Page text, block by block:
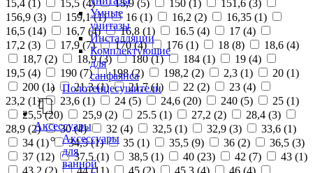
Умные
унитазы
Инсталляции
Комплектующие
для
санфаянса
Полотенцесушители
Аксессуары
Аксессуары
для
ванной
15,4 (1 ) 15,5 (4) 15,9 (5) 150 (1 ) 151,6 (3)
156,9 (3) 159,1 (1) 16 (1) 16,2 (2) 16,35 (1)
16,5 (14) 16,7 (4) 16,8 (1) 16.5 (4) 17 (4)
17,2 (3) 17,9 (7) 170 (4) 176 (1) 18 (8) 18,6 (4)
18,7 (2) 18,9 (3) 180 (1) 184 (1) 19 (4)
19,5 (4) 190 (7) 198 (2) 198,2 (2) 2,3 (1) 20 (1)
200 (1) 21,3 (1) 21,7 (1) 22 (2) 23 (4)
23,2 (1) 23,6 (1) 24 (5) 24,6 (20) 240 (5) 25 (1)
25,5 (20) 25,9 (2) 25.5 (1) 27,2 (2) 28,4 (3)
28,9 (2) 30 (4) 32 (4) 32,5 (1) 32,9 (3) 33,6 (1)
34 (1) 34,5 (1) 35 (1) 35,5 (9) 36 (2) 36,5 (3)
37 (12) 37,5 (1) 38,5 (1) 40 (23) 42 (7) 43 (1)
43,2 (2) 44 (11) 45 (2) 45,3 (4) 46 (4)